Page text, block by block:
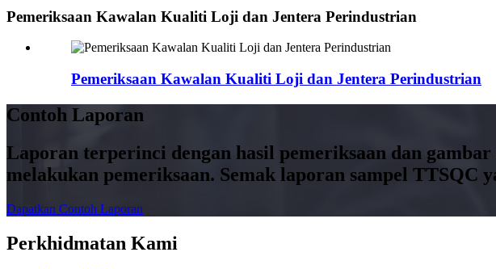
Pemeriksaan Kawalan Kualiti Loji dan Jentera Perindustrian
Pemeriksaan Kawalan Kualiti Loji dan Jentera Perindustrian
Contoh Laporan
Laporan terperinci dengan hasil pemeriksaan dan
melakukan pemeriksaan. Semak laporan sampel TTSQC
Dapatkan Contoh Laporan
Perkhidmatan Kami